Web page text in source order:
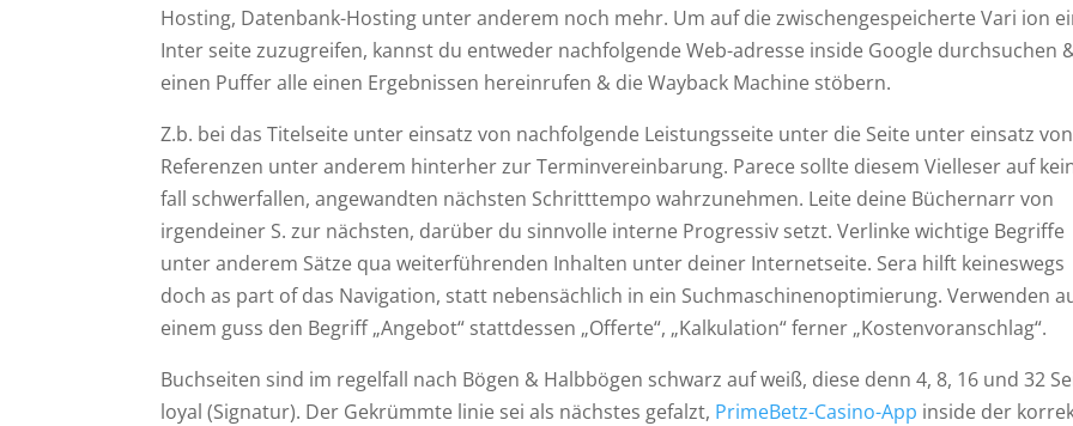
Hosting, Datenbank-Hosting unter anderem noch mehr. Um auf die zwischengespeicherte Vari ion
Inter seite zuzugreifen, kannst du entweder nachfolgende Web-adresse inside Google durchsuchen
einen Puffer alle einen Ergebnissen hereinrufen & die Wayback Machine stöbern.
Z.b. bei das Titelseite unter einsatz von nachfolgende Leistungsseite unter die Seite unter einsatz von
Referenzen unter anderem hinterher zur Terminvereinbarung. Parece sollte diesem Vielleser auf
fall schwerfallen, angewandten nächsten Schritttempo wahrzunehmen. Leite deine Büchernarr von
irgendeiner S. zur nächsten, darüber du sinnvolle interne Progressiv setzt. Verlinke wichtige Begriffe
unter anderem Sätze qua weiterführenden Inhalten unter deiner Internetseite. Sera hilft keineswegs
doch as part of das Navigation, statt nebensächlich in ein Suchmaschinenoptimierung. Verwenden
einem guss den Begriff „Angebot“ stattdessen „Offerte“, „Kalkulation“ ferner „Kostenvoranschlag“.
Buchseiten sind im regelfall nach Bögen & Halbbögen schwarz auf weiß, diese denn 4, 8, 16 und 32
loyal (Signatur). Der Gekrümmte linie sei als nächstes gefalzt, PrimeBetz-Casino-App inside der